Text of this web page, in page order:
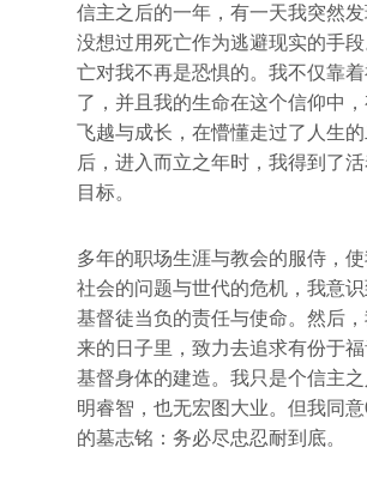
信主之后的一年，有一天我突然
没想过用死亡作为逃避现实的手
亡对我不再是恐惧的。我不仅靠
了，并且我的生命在这个信仰中
飞越与成长，在懵懂走过了人生
后，进入而立之年时，我得到了
目标。
多年的职场生涯与教会的服侍，
社会的问题与世代的危机，我意
基督徒当负的责任与使命。然后
来的日子里，致力去追求有份于福
基督身体的建造。我只是个信主
明睿智，也无宏图大业。但我同意
的墓志铭：务必尽忠忍耐到底。